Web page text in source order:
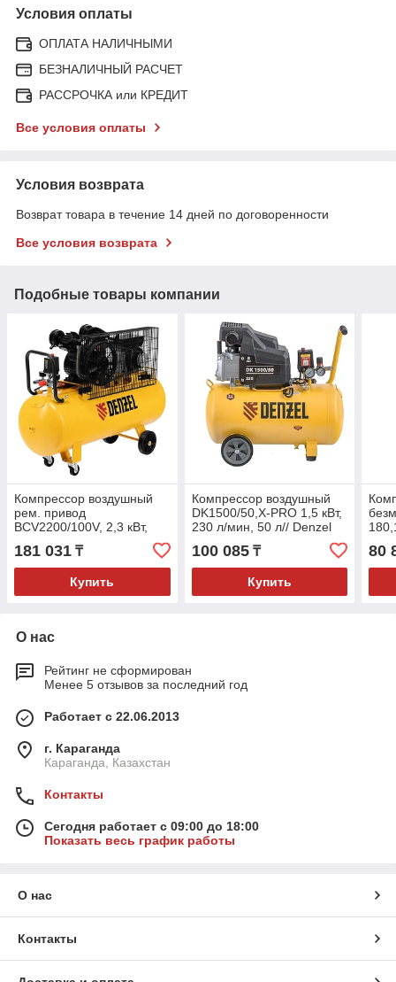
Условия оплаты
ОПЛАТА НАЛИЧНЫМИ
БЕЗНАЛИЧНЫЙ РАСЧЕТ
РАССРОЧКА или КРЕДИТ
Все условия оплаты
Условия возврата
Возврат товара в течение 14 дней по договоренности
Все условия возврата
Подобные товары компании
Компрессор воздушный
рем. привод
BCV2200/100V, 2,3 кВт,
100 литров, 440 л/мин//
Denzel
181 031 ₸
Купить
Компрессор воздушный
DK1500/50,Х-PRO 1,5 кВт,
230 л/мин, 50 л// Denzel
100 085₸
Купить
80
О нас
Рейтинг не сформирован
Менее 5 отзывов за последний год
Работает с 22.06.2013
г. Караганда
Караганда, Казахстан
Контакты
Сегодня работает с 09:00 до 18:00
Показать весь график работы
О нас
Контакты